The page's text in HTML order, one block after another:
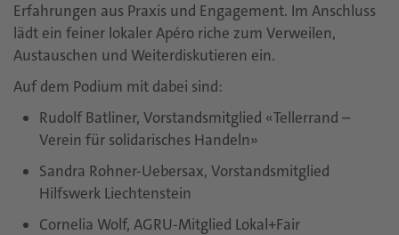
Erfahrungen aus Praxis und Engagement. Im Anschluss
lädt ein feiner lokaler Apéro riche zum Verweilen,
Austauschen und Weiterdiskutieren ein.
Auf dem Podium mit dabei sind:
Rudolf Batliner, Vorstandsmitglied «Tellerrand –
Verein für solidarisches Handeln»
Sandra Rohner-Uebersax, Vorstandsmitglied
Hilfswerk Liechtenstein
Cornelia Wolf, AGRU-Mitglied Lokal+Fair